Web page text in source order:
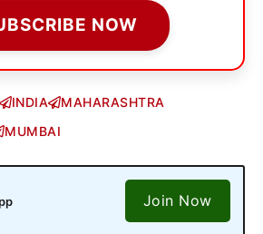
NOW
INDIA
MAHARASHTRA
MUMBAI
Join Now